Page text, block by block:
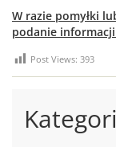
W razie pomyłki
podanie
Post Views: 393